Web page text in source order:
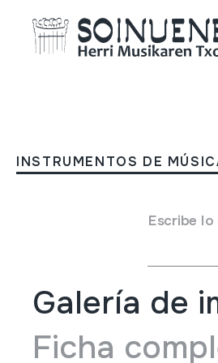
INSTRUMENTOS DE
Escribe
FRAITA
Tipo de Instrumento de
Galería de
Ficha